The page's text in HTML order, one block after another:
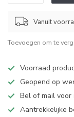
Vanuit
Toevoegen om te
Voorraad
Geopend op
Bel of mail voor
Aantrekkelijke